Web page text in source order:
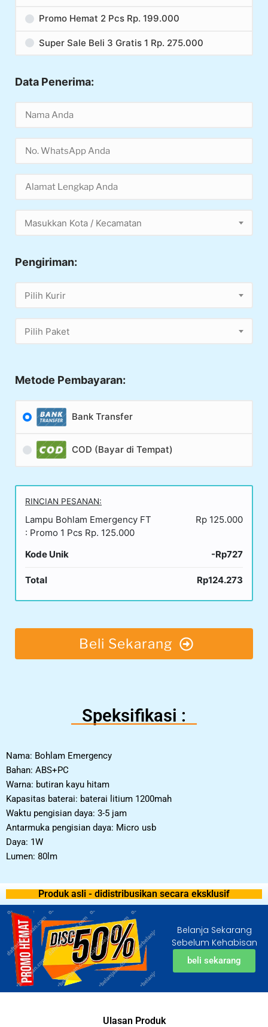
Promo Hemat 2 Pcs Rp. 199.000
Super Sale Beli 3 Gratis 1 Rp. 275.000
Data Penerima:
Masukkan Kota / Kecamatan
Pengiriman:
Pilih Kurir
Pilih Paket
Metode Pembayaran:
Bank Transfer
COD (Bayar di Tempat)
RINCIAN PESANAN:
Lampu Bohlam Emergency FT
: Promo 1 Pcs Rp. 125.000
Rp 125.000
Kode Unik -Rp727
Total Rp124.273
Beli Sekarang
Speksifikasi :
Nama: Bohlam Emergency
Bahan: ABS+PC
Warna: butiran kayu hitam
Kapasitas baterai: baterai litium 1200mah
Waktu pengisian daya: 3-5 jam
Antarmuka pengisian daya: Micro usb
Daya: 1W
Lumen: 80lm
Produk asli - didistribusikan secara eksklusif
Belanja Sekarang
Sebelum Kehabisan
beli sekarang
Ulasan Produk